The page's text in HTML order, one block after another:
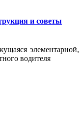
и советы
элементарной,
водителя